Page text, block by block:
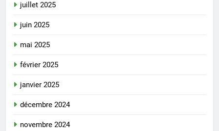
juillet 2025
juin 2025
mai 2025
février 2025
janvier 2025
décembre 2024
novembre 2024